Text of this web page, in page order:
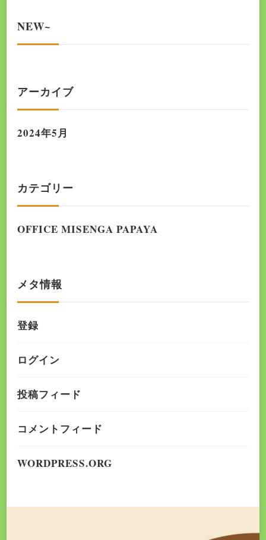
NEW~
アーカイブ
2024年5月
カテゴリー
OFFICE MISENGA PAPAYA
メタ情報
登録
ログイン
投稿フィード
コメントフィード
WORDPRESS.ORG